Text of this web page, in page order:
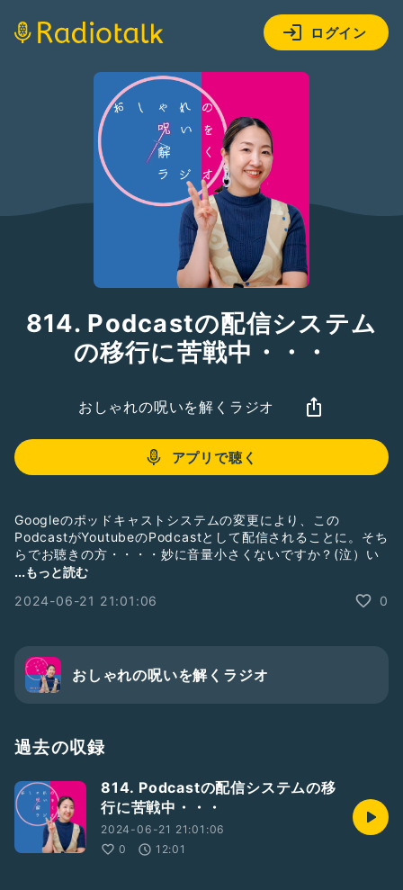
ログイン
814. Podcastの配信システム
の移行に苦戦中・・・
おしゃれの呪いを解くラジオ
アプリで聴く
Googleのポッドキャストシステムの変更により、この
PodcastがYoutubeのPodcastとして配信されることに。そち
らでお聴きの方・・・・妙に音量小さくないですか？(泣）い
ま、この問題を解決すべく奮闘中なのですが。。。
◆おしゃれの"超"基本と服装心理学が学べる「服装心理
◆for*styleパーソナルスタイリストスクール（FPSS）。
2024年8月開講の第17期、残席少なくなってきました！
◆運営サイト・SNSなど
📩ご質問募集中！
https://marshmallow-qa.com/risahisano?
utm_medium=url_text&
;;;;utm_source=promotion
...もっと読む
2024-06-21 21:01:06
0
おしゃれの呪いを解くラジオ
過去の収録
814. Podcastの配信システムの移
行に苦戦中・・・
2024-06-21 21:01:06
0
12:01